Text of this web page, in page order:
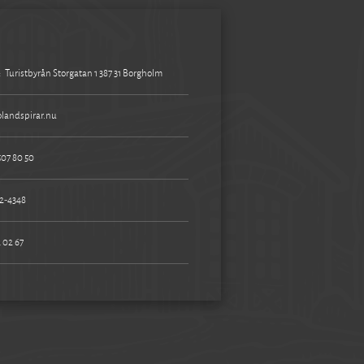
Turistbyrån Storgatan 1 387 31 Borgholm
80 50
4348
02 67